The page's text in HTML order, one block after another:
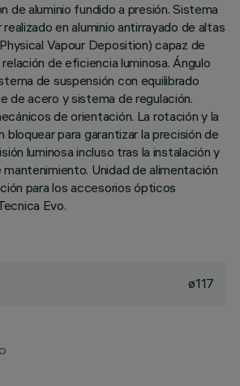
de aluminio fundido a presión. Sistema
en aluminio antirrayado de altas
Vapour Deposition) capaz de
de eficiencia luminosa. Ángulo
de suspensión con equilibrado
de acero y sistema de regulación.
de orientación. La rotación y la
bloquear para garantizar la precisión de
luminosa incluso tras la instalación y
Unidad de alimentación
para los accesorios ópticos
Evo.
ø117